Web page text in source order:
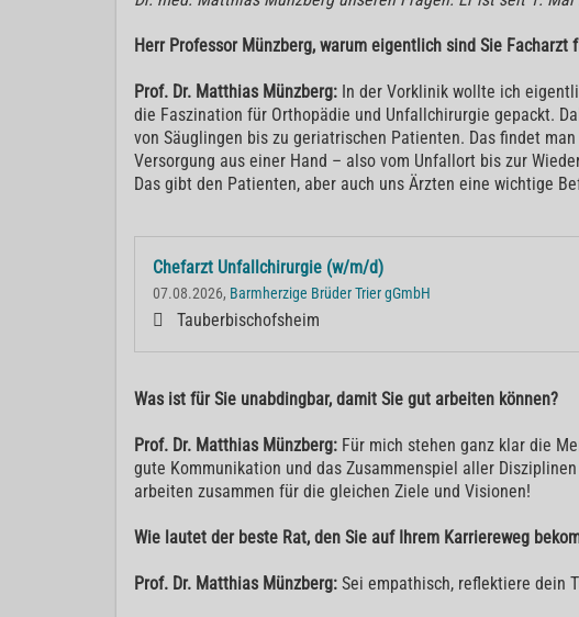
Herr Professor Münzberg, warum eigentlich sind Sie
Prof. Dr. Matthias Münzberg: In der Vorklinik wollte ich
die Faszination für Orthopädie und Unfallchirurgie gepackt.
von Säuglingen bis zu geriatrischen Patienten. Das findet
Versorgung aus einer Hand – also vom Unfallort bis zur
Das gibt den Patienten, aber auch uns Ärzten eine wichtige
Chefarzt Unfallchirurgie (w/m/d)
07.08.2026, Barmherzige Brüder Trier gGmbH
Tauberbischofsheim
Was ist für Sie unabdingbar, damit Sie gut arbeiten können?
Prof. Dr. Matthias Münzberg: Für mich stehen ganz klar die
gute Kommunikation und das Zusammenspiel aller
arbeiten zusammen für die gleichen Ziele und Visionen!
Wie lautet der beste Rat, den Sie auf Ihrem Karriereweg
Prof. Dr. Matthias Münzberg: Sei empathisch, reflektiere dein